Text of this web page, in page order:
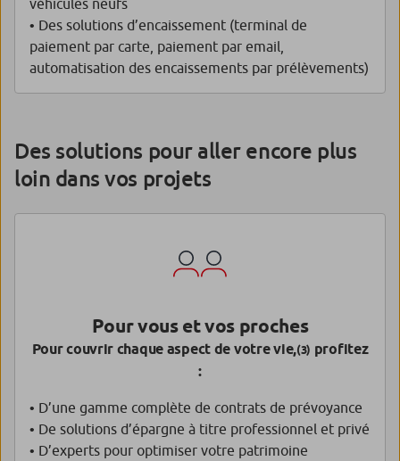
véhicules neufs
• Des solutions d’encaissement (terminal de
paiement par carte, paiement par email,
automatisation des encaissements par prélèvements)
Des solutions pour aller encore plus
loin dans vos projets
Pour vous et vos proches
Pour couvrir chaque aspect de votre vie,(3) profitez
:
• D’une gamme complète de contrats de prévoyance
• De solutions d’épargne à titre professionnel et privé
• D’experts pour optimiser votre patrimoine